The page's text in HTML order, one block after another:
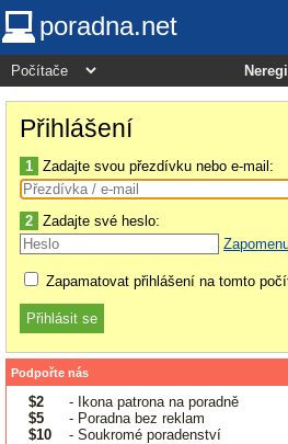
poradna.net
Přihlášení
1 Zadajte svou přezdívku nebo e-mail:
2 Zadajte své heslo:
Zapamatovat přihlášení na tomto
Podpořte nás
$2
- Ikona patrona na poradně
$5
- Poradna bez reklam
$10
- Soukromé poradenství